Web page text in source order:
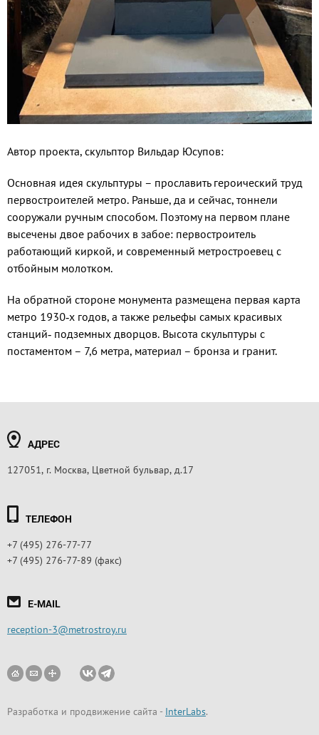
Автор проекта, скульптор Вильдар Юсупов:
Основная идея скульптуры – прославить героический труд
первостроителей метро. Раньше, да и сейчас, тоннели
сооружали ручным способом. Поэтому на первом плане
высечены двое рабочих в забое: первостроитель
работающий киркой, и современный метростроевец с
отбойным молотком.
На обратной стороне монумента размещена первая карта
метро 1930‑х годов, а также рельефы самых красивых
станций‑ подземных дворцов. Высота скульптуры с
постаментом – 7,6 метра, материал – бронза и гранит.
АДРЕС
127051, г. Москва, Цветной бульвар, д.17
ТЕЛЕФОН
+7 (495) 276-77-77
+7 (495) 276-77-89 (факс)
E-MAIL
reception-3@metrostroy.ru
Разработка и продвижение сайта - InterLabs.